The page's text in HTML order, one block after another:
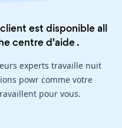
est disponible all
centre d'aide.
experts travaille nuit
powr comme votre
pour vous.